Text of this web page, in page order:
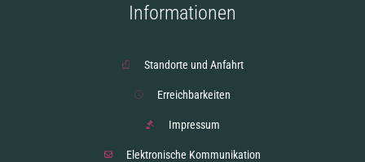
Informationen
Standorte und Anfahrt
Erreichbarkeiten
Impressum
Elektronische Kommunikation